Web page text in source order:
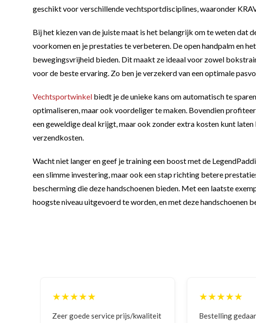
geschikt voor verschillende vechtsportdisciplines, waaronder
Bij het kiezen van de juiste maat is het belangrijk om te weten dat
voorkomen en je prestaties te verbeteren. De open handpalm en
bewegingsvrijheid bieden. Dit maakt ze ideaal voor zowel
voor de beste ervaring. Zo ben je verzekerd van een optimale
Vechtsportwinkel biedt je de unieke kans om automatisch te
optimaliseren, maar ook voordeliger te maken. Bovendien
een geweldige deal krijgt, maar ook zonder extra kosten kunt
verzendkosten.
Wacht niet langer en geef je training een boost met de
een slimme investering, maar ook een stap richting betere
bescherming die deze handschoenen bieden. Met een laatste
hoogste niveau uitgevoerd te worden, en met deze handschoenen
Zeer goede service prijs/kwaliteit
Bestelling gedaan vanwege